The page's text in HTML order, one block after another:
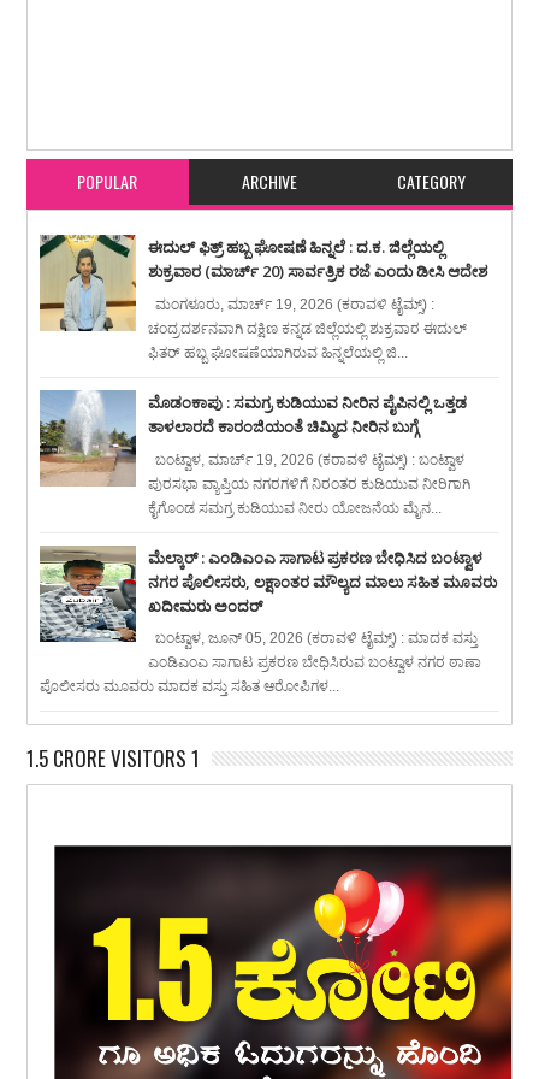
POPULAR ARCHIVE CATEGORY
ಈದುಲ್ ಫಿತ್ರ್ ಹಬ್ಬ ಘೋಷಣೆ ಹಿನ್ನಲೆ : ದ.ಕ. ಜಿಲ್ಲೆಯಲ್ಲಿ
ಶುಕ್ರವಾರ (ಮಾರ್ಚ್ 20) ಸಾರ್ವತ್ರಿಕ ರಜೆ ಎಂದು ಡೀಸಿ ಆದೇಶ
ಮಂಗಳೂರು, ಮಾರ್ಚ್ 19, 2026 (ಕರಾವಳಿ ಟೈಮ್ಸ್) :
ಚಂದ್ರದರ್ಶನವಾಗಿ ದಕ್ಷಿಣ ಕನ್ನಡ ಜಿಲ್ಲೆಯಲ್ಲಿ ಶುಕ್ರವಾರ ಈದುಲ್
ಫಿತರ್ ಹಬ್ಬ ಘೋಷಣೆಯಾಗಿರುವ ಹಿನ್ನಲೆಯಲ್ಲಿ ಜಿ...
ಮೊಡಂಕಾಪು : ಸಮಗ್ರ ಕುಡಿಯುವ ನೀರಿನ ಪೈಪಿನಲ್ಲಿ ಒತ್ತಡ
ತಾಳಲಾರದೆ ಕಾರಂಜಿಯಂತೆ ಚಿಮ್ಮಿದ ನೀರಿನ ಬುಗ್ಗೆ
ಬಂಟ್ವಾಳ, ಮಾರ್ಚ್ 19, 2026 (ಕರಾವಳಿ ಟೈಮ್ಸ್) : ಬಂಟ್ವಾಳ
ಪುರಸಭಾ ವ್ಯಾಪ್ತಿಯ ನಗರಗಳಿಗೆ ನಿರಂತರ ಕುಡಿಯುವ ನೀರಿಗಾಗಿ
ಕೈಗೊಂಡ ಸಮಗ್ರ ಕುಡಿಯುವ ನೀರು ಯೋಜನೆಯ ಮೈನ...
ಮೆಲ್ಕಾರ್ : ಎಂಡಿಎಂಎ ಸಾಗಾಟ ಪ್ರಕರಣ ಬೇಧಿಸಿದ ಬಂಟ್ವಾಳ
ನಗರ ಪೊಲೀಸರು, ಲಕ್ಷಾಂತರ ಮೌಲ್ಯದ ಮಾಲು ಸಹಿತ ಮೂವರು
ಖದೀಮರು ಅಂದರ್
ಬಂಟ್ವಾಳ, ಜೂನ್ 05, 2026 (ಕರಾವಳಿ ಟೈಮ್ಸ್) : ಮಾದಕ ವಸ್ತು
ಎಂಡಿಎಂಎ ಸಾಗಾಟ ಪ್ರಕರಣ ಬೇಧಿಸಿರುವ ಬಂಟ್ವಾಳ ನಗರ ಠಾಣಾ
ಪೊಲೀಸರು ಮೂವರು ಮಾದಕ ವಸ್ತು ಸಹಿತ ಆರೋಪಿಗಳ...
1.5 CRORE VISITORS 1